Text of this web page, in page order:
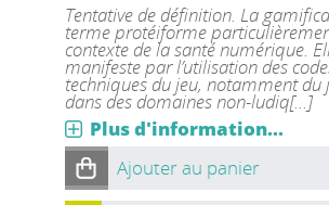
Tentative de définition. La
terme protéiforme
contexte de la santé numérique.
manifeste par l’utilisation des
techniques du jeu, notamment du
dans des domaines non-ludiq[...]
Plus d'information...
Ajouter au panier